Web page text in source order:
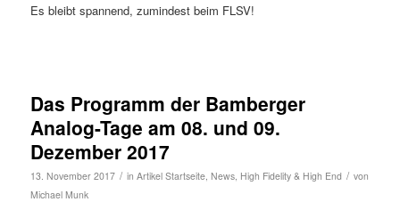
Es bleibt spannend, zumindest beim FLSV!
Das Programm der Bamberger
Analog-Tage am 08. und 09.
Dezember 2017
13. November 2017 / in Artikel Startseite, News, High Fidelity & High End / von
Michael Munk